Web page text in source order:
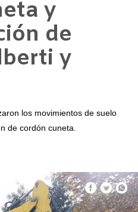
y
de
y
los movimientos de suelo
de cordón cuneta.